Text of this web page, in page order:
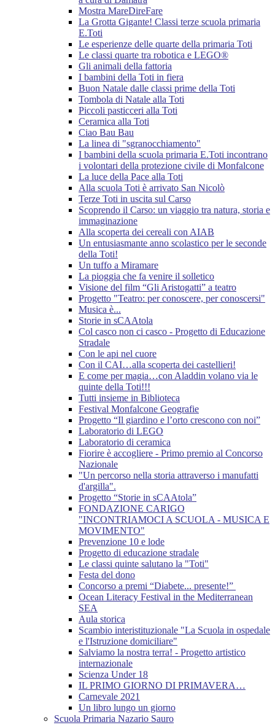
Mostra MareDireFare
La Grotta Gigante! Classi terze scuola primaria
E.Toti
Le esperienze delle quarte della primaria Toti
Le classi quarte tra robotica e LEGO®
Gli animali della fattoria
I bambini della Toti in fiera
Buon Natale dalle classi prime della Toti
Tombola di Natale alla Toti
Piccoli pasticceri alla Toti
Ceramica alla Toti
Ciao Bau Bau
La linea di "sgranocchiamento"
I bambini della scuola primaria E.Toti incontrano
i volontari della protezione civile di Monfalcone
La luce della Pace alla Toti
Alla scuola Toti è arrivato San Nicolò
Terze Toti in uscita sul Carso
Scoprendo il Carso: un viaggio tra natura, storia e
immaginazione
Alla scoperta dei cereali con AIAB
Un entusiasmante anno scolastico per le seconde
della Toti!
Un tuffo a Miramare
La pioggia che fa venire il solletico
Visione del film “Gli Aristogatti” a teatro
Progetto "Teatro: per conoscere, per conoscersi"
Musica è...
Storie in sCAAtola
Col casco non ci casco - Progetto di Educazione
Stradale
Con le api nel cuore
Con il CAI…alla scoperta dei castellieri!
E come per magia…con Aladdin volano via le
quinte della Toti!!!
Tutti insieme in Biblioteca
Festival Monfalcone Geografie
Progetto “Il giardino e l’orto crescono con noi”
Laboratorio di LEGO
Laboratorio di ceramica
Fiorire è accogliere - Primo premio al Concorso
Nazionale
"Un percorso nella storia attraverso i manufatti
d'argilla".
Progetto “Storie in sCAAtola”
FONDAZIONE CARIGO
"INCONTRIAMOCI A SCUOLA - MUSICA E
MOVIMENTO"
Prevenzione 10 e lode
Progetto di educazione stradale
Le classi quinte salutano la "Toti"
Festa del dono
Concorso a premi “Diabete... presente!”
Ocean Literacy Festival in the Mediterranean
SEA
Aula storica
Scambio interistituzionale "La Scuola in ospedale
e l'Istruzione domiciliare"
Salviamo la nostra terra! - Progetto artistico
internazionale
Scienza Under 18
IL PRIMO GIORNO DI PRIMAVERA…
Carnevale 2021
Un libro lungo un giorno
Scuola Primaria Nazario Sauro